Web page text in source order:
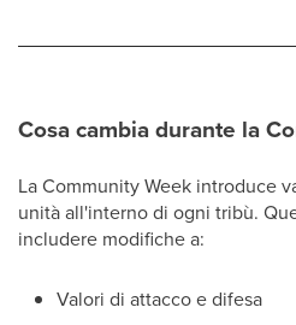
Cosa cambia durante la
La Community Week introduce
unità all'interno di ogni tribù.
includere modifiche a:
Valori di attacco e difesa